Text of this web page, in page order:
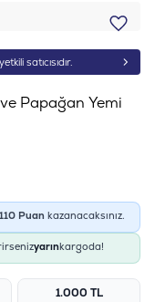
yetkili satıcısıdır.
Papağan Yemi
110 Puan kazanacaksınız.
yarınkargoda!
1.000 TL